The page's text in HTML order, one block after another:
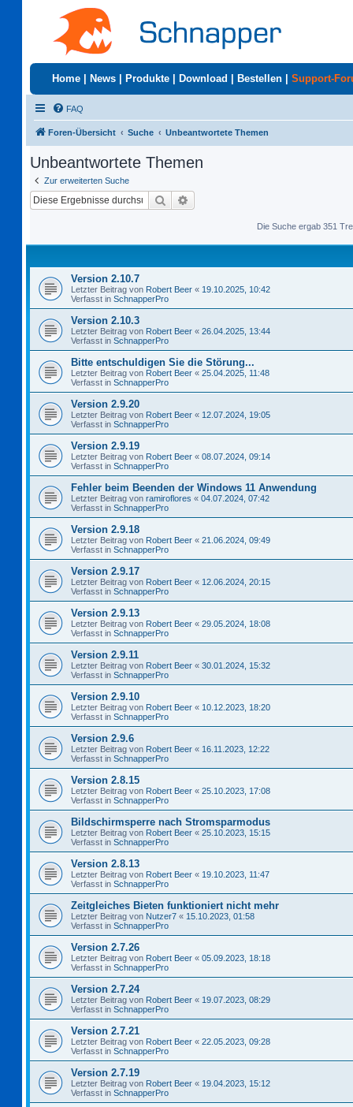
Home News Produkte Download Bestellen Support-
FAQ
Foren-Übersicht Suche Unbeantwortete Themen
Unbeantwortete Themen
Zur erweiterten Suche
Suche
Die Suche ergab 351
Version 2.10.7
Letzter Beitrag von Robert Beer « 19.10.2025, 10:42
Verfasst in SchnapperPro
Version 2.10.3
Letzter Beitrag von Robert Beer « 26.04.2025, 13:44
Verfasst in SchnapperPro
Bitte entschuldigen Sie die Störung...
Letzter Beitrag von Robert Beer « 25.04.2025, 11:48
Verfasst in SchnapperPro
Version 2.9.20
Letzter Beitrag von Robert Beer « 12.07.2024, 19:05
Verfasst in SchnapperPro
Version 2.9.19
Letzter Beitrag von Robert Beer « 08.07.2024, 09:14
Verfasst in SchnapperPro
Fehler beim Beenden der Windows 11 Anwendung
Letzter Beitrag von ramiroflores « 04.07.2024, 07:42
Verfasst in SchnapperPro
Version 2.9.18
Letzter Beitrag von Robert Beer « 21.06.2024, 09:49
Verfasst in SchnapperPro
Version 2.9.17
Letzter Beitrag von Robert Beer « 12.06.2024, 20:15
Verfasst in SchnapperPro
Version 2.9.13
Letzter Beitrag von Robert Beer « 29.05.2024, 18:08
Verfasst in SchnapperPro
Version 2.9.11
Letzter Beitrag von Robert Beer « 30.01.2024, 15:32
Verfasst in SchnapperPro
Version 2.9.10
Letzter Beitrag von Robert Beer « 10.12.2023, 18:20
Verfasst in SchnapperPro
Version 2.9.6
Letzter Beitrag von Robert Beer « 16.11.2023, 12:22
Verfasst in SchnapperPro
Version 2.8.15
Letzter Beitrag von Robert Beer « 25.10.2023, 17:08
Verfasst in SchnapperPro
Bildschirmsperre nach Stromsparmodus
Letzter Beitrag von Robert Beer « 25.10.2023, 15:15
Verfasst in SchnapperPro
Version 2.8.13
Letzter Beitrag von Robert Beer « 19.10.2023, 11:47
Verfasst in SchnapperPro
Zeitgleiches Bieten funktioniert nicht mehr
Letzter Beitrag von Nutzer7 « 15.10.2023, 01:58
Verfasst in SchnapperPro
Version 2.7.26
Letzter Beitrag von Robert Beer « 05.09.2023, 18:18
Verfasst in SchnapperPro
Version 2.7.24
Letzter Beitrag von Robert Beer « 19.07.2023, 08:29
Verfasst in SchnapperPro
Version 2.7.21
Letzter Beitrag von Robert Beer « 22.05.2023, 09:28
Verfasst in SchnapperPro
Version 2.7.19
Letzter Beitrag von Robert Beer « 19.04.2023, 15:12
Verfasst in SchnapperPro